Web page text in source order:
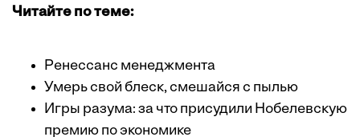
Читайте по теме:
Ренессанс менеджмента
Умерь свой блеск, смешайся с пылью
Игры разума: за что присудили Нобелевскую
премию по экономике